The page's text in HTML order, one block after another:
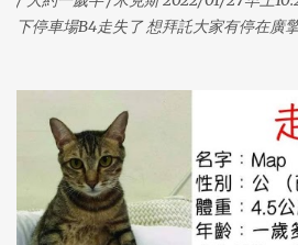
下停車場B4走失了 想拜託大家有停在廣
大動作，他很喜歡吃鱈魚香絲，在家只要
吃。 也有可能躲在車子底下管線，可以
大家🙏🏻🙏🏻🙏🏻🙏🏻🙏🏻 如果有找到
（趙小姐） 0916917598（謝小姐） 再麻